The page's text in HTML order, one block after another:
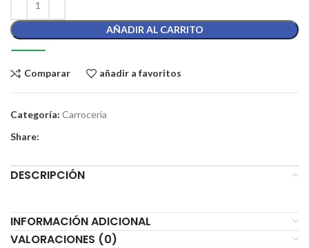
AÑADIR AL CARRITO
Comparar añadir a favoritos
Categoría: Carrocería
Share:
DESCRIPCIÓN
INFORMACIÓN ADICIONAL
VALORACIONES (0)